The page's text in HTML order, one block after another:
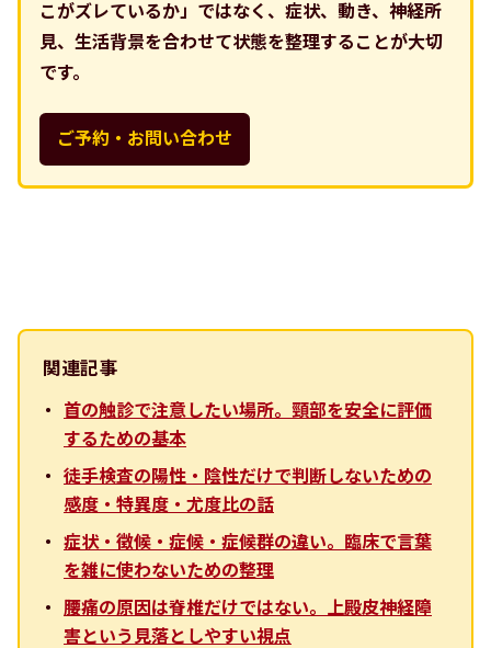
こがズレているか」ではなく、症状、動き、神経所
見、生活背景を合わせて状態を整理することが大切
です。
ご予約・お問い合わせ
関連記事
首の触診で注意したい場所。頸部を安全に評価
するための基本
徒手検査の陽性・陰性だけで判断しないための
感度・特異度・尤度比の話
症状・徴候・症候・症候群の違い。臨床で言葉
を雑に使わないための整理
腰痛の原因は脊椎だけではない。上殿皮神経障
害という見落としやすい視点